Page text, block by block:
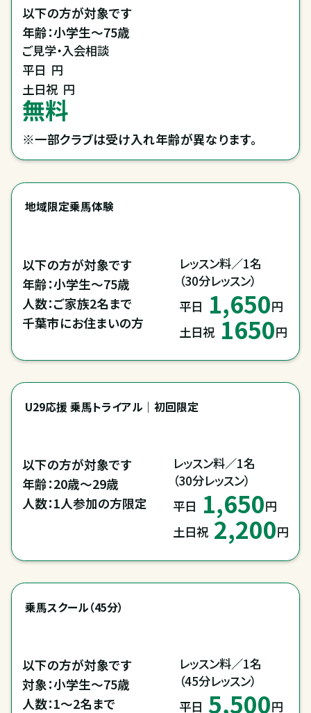
以下の方が対象です
年齢：小学生～75歳
ご見学・入会相談
平日 円
土日祝 円
無料
※一部クラブは受け入れ年齢が異なります。
地域限定乗馬体験
以下の方が対象です
年齢：小学生～75歳
人数：ご家族2名まで
千葉市にお住まいの方
レッスン料／1名
（30分レッスン）
平日 1,650円
土日祝 1650円
U29応援 乗馬トライアル｜初回限定
以下の方が対象です
年齢：20歳～29歳
人数：1人参加の方限定
レッスン料／1名
（30分レッスン）
平日 1,650円
土日祝 2,200円
乗馬スクール（45分）
以下の方が対象です
対象：小学生～75歳
人数：1～2名まで
レッスン料／1名
（45分レッスン）
平日 5,500円